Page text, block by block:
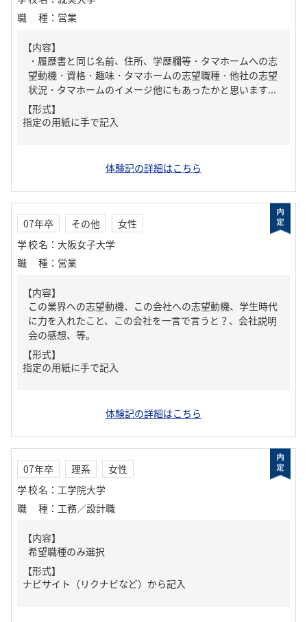
職種 ： 営業
【内容】
・履歴書と同じ名前、住所、学歴欄等・タマホームへの志
望動機・資格・趣味・タマホームの志望職種・他社の志望
状況・タマホームのイメージ他にもあったかと思います...
【形式】
指定の用紙に手で記入
体験記の詳細はこちら
07年卒 その他
女性
学校名 ： 大阪女子大学
職種 ： 営業
【内容】
この業界への志望動機、この会社への志望動機、学生時代
に力を入れたこと、この会社を一言で言うと？、会社説明
会の感想、等。
【形式】
指定の用紙に手で記入
体験記の詳細はこちら
07年卒 理系
女性
学校名 ： 工学院大学
職種 ： 工務／設計職
【内容】
希望職種のみ選択
【形式】
ナビサイト（リクナビなど）から記入